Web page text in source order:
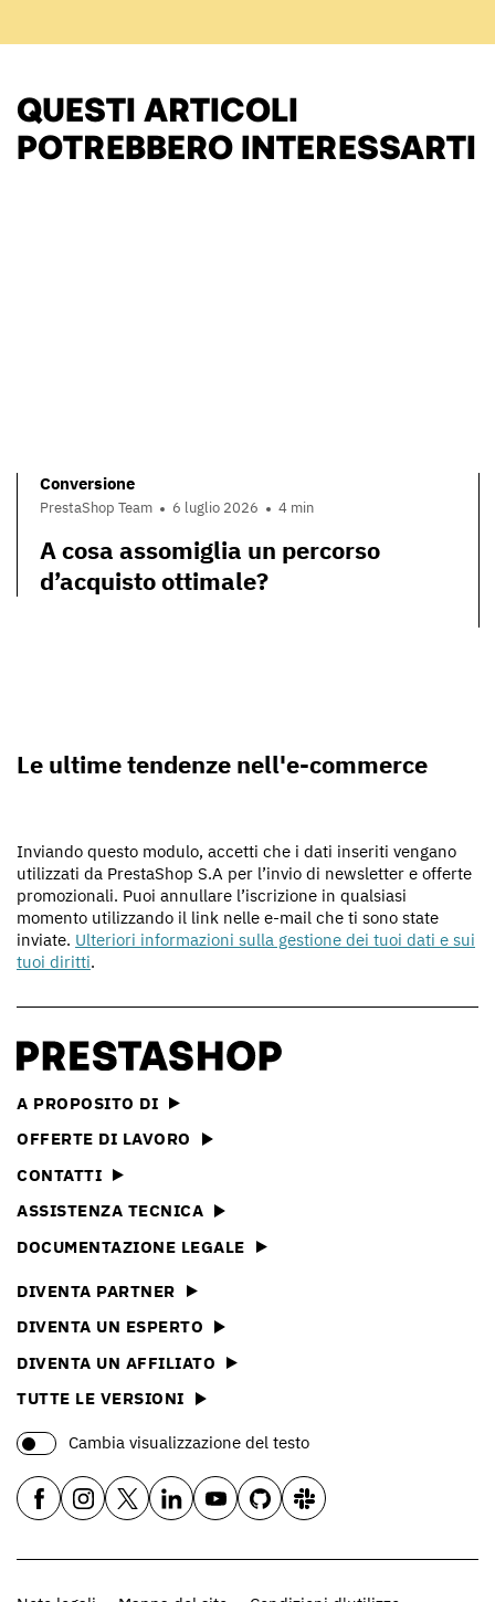
QUESTI ARTICOLI
POTREBBERO INTERESSARTI
Conversione
PrestaShop Team 6 luglio 2026 4 min
A cosa assomiglia un percorso
d’acquisto ottimale?
Le ultime tendenze nell'e-commerce
Inviando questo modulo, accetti che i dati inseriti vengano
utilizzati da PrestaShop S.A per l’invio di newsletter e offerte
promozionali. Puoi annullare l’iscrizione in qualsiasi
momento utilizzando il link nelle e-mail che ti sono state
inviate. Ulteriori informazioni sulla gestione dei tuoi dati e sui
tuoi diritti.
A PROPOSITO DI
OFFERTE DI LAVORO
CONTATTI
ASSISTENZA TECNICA
DOCUMENTAZIONE LEGALE
DIVENTA PARTNER
DIVENTA UN ESPERTO
DIVENTA UN AFFILIATO
TUTTE LE VERSIONI
Cambia visualizzazione del testo